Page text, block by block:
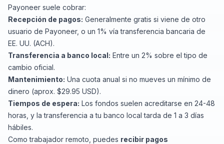
Payoneer suele cobrar:
Recepción de pagos: Generalmente gratis si viene de otro
usuario de Payoneer, o un 1% vía transferencia bancaria de
EE. UU. (ACH).
Transferencia a banco local: Entre un 2% sobre el tipo de
cambio oficial.
Mantenimiento: Una cuota anual si no mueves un mínimo de
dinero (aprox. $29.95 USD).
Tiempos de espera: Los fondos suelen acreditarse en 24-48
horas, y la transferencia a tu banco local tarda de 1 a 3 días
hábiles.
Como trabajador remoto, puedes recibir pagos